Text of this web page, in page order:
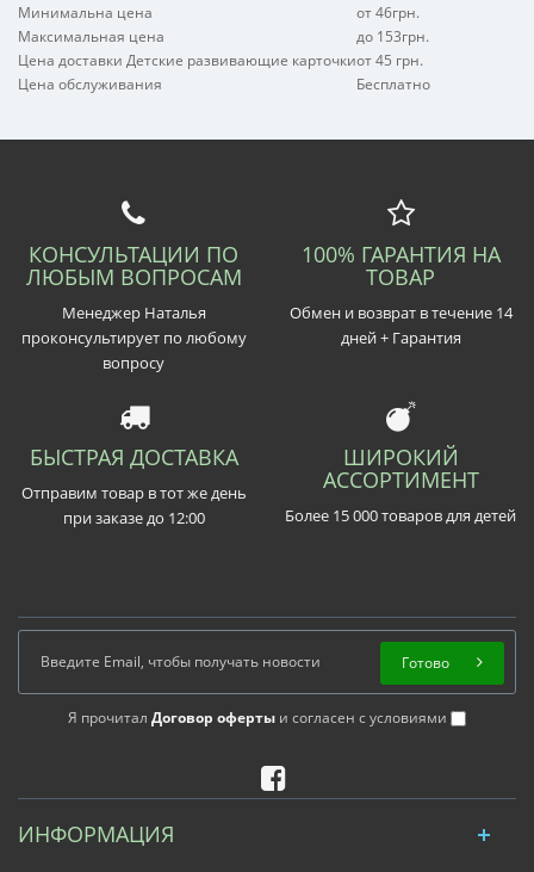
Минимальна цена
от 46грн.
Максимальная цена
до 153грн.
Цена доставки Детские развивающие карточкиот 45 грн.
Цена обслуживания
Бесплатно
КОНСУЛЬТАЦИИ ПО
ЛЮБЫМ ВОПРОСАМ
Менеджер Наталья
проконсультирует по любому
вопросу
100% ГАРАНТИЯ НА
ТОВАР
Обмен и возврат в течение 14
дней + Гарантия
БЫСТРАЯ ДОСТАВКА
Отправим товар в тот же день
при заказе до 12:00
ШИРОКИЙ
АССОРТИМЕНТ
Более 15 000 товаров для детей
Я прочитал Договор оферты и согласен с условиями
Готово
ИНФОРМАЦИЯ